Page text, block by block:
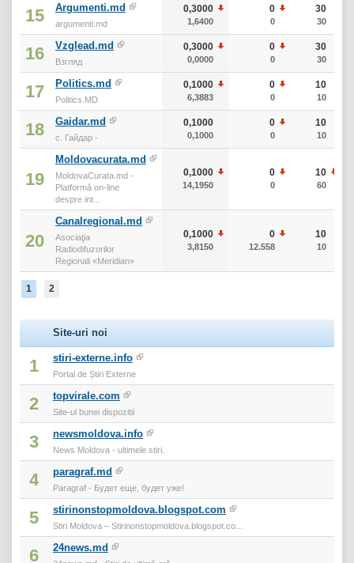
15 Argumenti.md
argumenti.md
0,3000
1,6400
0
0
30
30
16 Vzglead.md
Взгляд
0,3000
0,0000
0
0
30
30
17 Politics.md
Politics.MD
0,1000
6,3883
0
0
10
10
18 Gaidar.md
с. Гайдар -
0,1000
0,1000
0
0
10
10
19
Moldovacurata.md
MoldovaCurata.md -
Platformă on-line
despre int...
0,1000
14,1950
0
0
10
60
20
Canalregional.md
Asociaţia
Radiodifuzorilor
Regionali «Meridian»
0,1000
3,8150
0
12.558
10
10
1 2
Site-uri noi
1 stiri-externe.info
Portal de Știri Externe
2 topvirale.com
Site-ul bunei dispozitii
3 newsmoldova.info
News Moldova - ultimele stiri.
4 paragraf.md
Paragraf - Будет еще, будет уже!
5 stirinonstopmoldova.blogspot.com
Stiri Moldova – Stirinonstopmoldova.blogspot.co...
6 24news.md